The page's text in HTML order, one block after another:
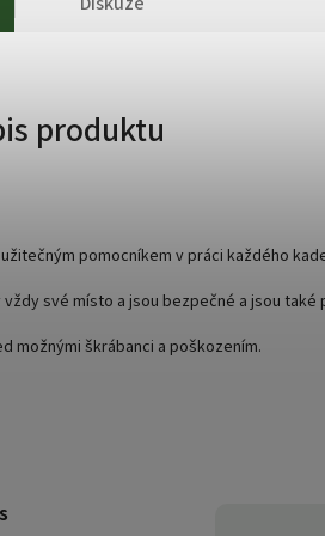
produktu
pomocníkem v práci každého
vždy své místo a jsou bezpečné a jsou také
možnými škrábanci a poškozením.